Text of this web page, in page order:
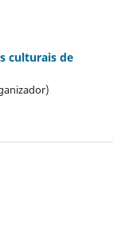
culturais de